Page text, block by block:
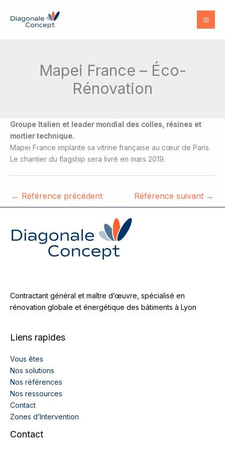
contenu
Mapei France – Éco-
Rénovation
Groupe Italien et leader mondial des colles, résines et
mortier technique.
Mapei France implante sa vitrine française au cœur de Paris.
Le chantier du flagship sera livré en mars 2019.
← Référence précédent Référence suivant →
Contractant général et maître d’œuvre, spécialisé en
rénovation globale et énergétique des bâtiments à Lyon
Liens rapides
Vous êtes
Nos solutions
Nos références
Nos ressources
Contact
Zones d’Intervention
Contact